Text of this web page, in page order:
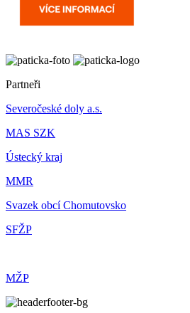
Partneři
Severočeské doly a.s.
MAS SZK
Ústecký kraj
MMR
Svazek obcí Chomutovsko
SFŽP
MŽP